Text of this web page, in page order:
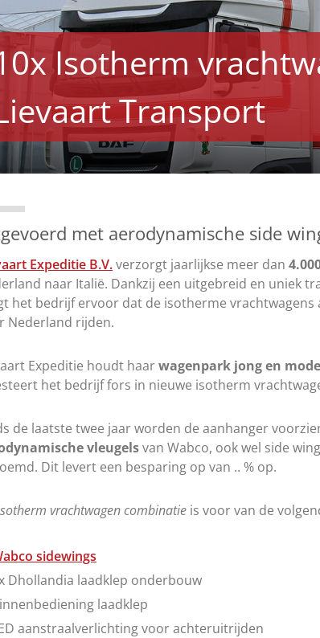
Isotherm
Transport
met aerodynamische side
Expeditie B.V.verzorgt jaarlijkse meer dan
naar Italië. Dankzij een uitgebreid en uniek
het bedrijf ervoor dat de isotherme vrachtwagens
Nederland rijden.
Expeditie houdt haarwagenpark jong en
het bedrijf fors in nieuwe isotherm
de laatste twee jaar worden de aanhanger
vleugelsvan Wabco, ook wel side
Dit levert een besparing op van .. % op.
vrachtwagen combinatie is voor van de
sidewings
Dhollandia laadklep onderbouw
laadklep
aanstraalverlichting voor achteruitrijden